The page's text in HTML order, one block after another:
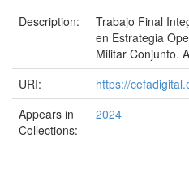
Description:
Trabajo Final
en Estrategia
Militar Conjunto.
URI:
https://
Appears in
Collections:
2024